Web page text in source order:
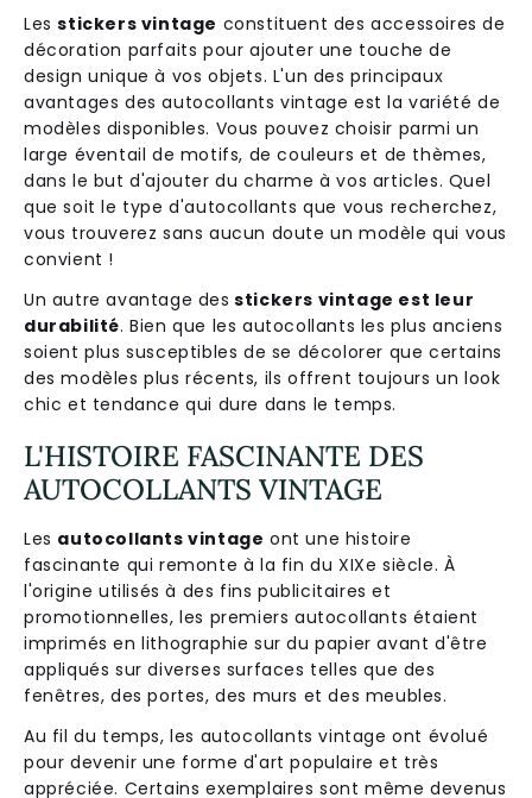
Les stickers vintage constituent des accessoires de
décoration parfaits pour ajouter une touche de
design unique à vos objets. L'un des principaux
avantages des autocollants vintage est la variété de
modèles disponibles. Vous pouvez choisir parmi un
large éventail de motifs, de couleurs et de thèmes,
dans le but d'ajouter du charme à vos articles. Quel
que soit le type d'autocollants que vous recherchez,
vous trouverez sans aucun doute un modèle qui vous
convient !
Un autre avantage des stickers vintage est leur
durabilité. Bien que les autocollants les plus anciens
soient plus susceptibles de se décolorer que certains
des modèles plus récents, ils offrent toujours un look
chic et tendance qui dure dans le temps.
L'HISTOIRE FASCINANTE DES
AUTOCOLLANTS VINTAGE
Les autocollants vintage ont une histoire
fascinante qui remonte à la fin du XIXe siècle. À
l'origine utilisés à des fins publicitaires et
promotionnelles, les premiers autocollants étaient
imprimés en lithographie sur du papier avant d'être
appliqués sur diverses surfaces telles que des
fenêtres, des portes, des murs et des meubles.
Au fil du temps, les autocollants vintage ont évolué
pour devenir une forme d'art populaire et très
appréciée. Certains exemplaires sont même devenus